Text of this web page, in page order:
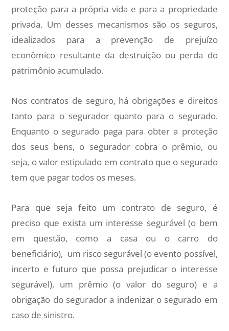
proteção para a própria vida e para a propriedade
privada. Um desses mecanismos são os seguros,
idealizados para a prevenção de prejuízo
econômico resultante da destruição ou perda do
patrimônio acumulado.
Nos contratos de seguro, há obrigações e direitos
tanto para o segurador quanto para o segurado.
Enquanto o segurado paga para obter a proteção
dos seus bens, o segurador cobra o prêmio, ou
seja, o valor estipulado em contrato que o segurado
tem que pagar todos os meses.
Para que seja feito um contrato de seguro, é
preciso que exista um interesse segurável (o bem
em questão, como a casa ou o carro do
beneficiário), um risco segurável (o evento possível,
incerto e futuro que possa prejudicar o interesse
segurável), um prêmio (o valor do seguro) e a
obrigação do segurador a indenizar o segurado em
caso de sinistro.